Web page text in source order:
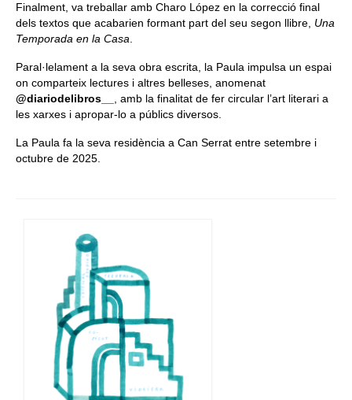
Finalment, va treballar amb Charo López en la correcció final
dels textos que acabarien formant part del seu segon llibre, Una
Temporada en la Casa
Paral·lelament a la seva obra escrita, la Paula impulsa un espai
on comparteix lectures i altres belleses, anomenat
@diariodelibros__
, amb la finalitat de fer circular l’art literari a
les xarxes i apropar-lo a públics diversos.
La Paula fa la seva residència a Can Serrat entre setembre i
octubre de 2025.